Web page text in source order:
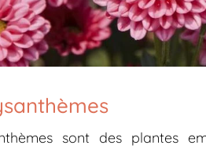
sont des plantes